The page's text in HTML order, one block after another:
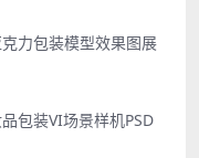
力包装模型效果图展
包装VI场景样机PSD